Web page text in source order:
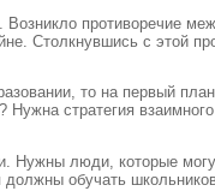
противоречие
Столкнувшись с этой
то на первый
Нужна стратегия
Нужны люди, которые
обучать